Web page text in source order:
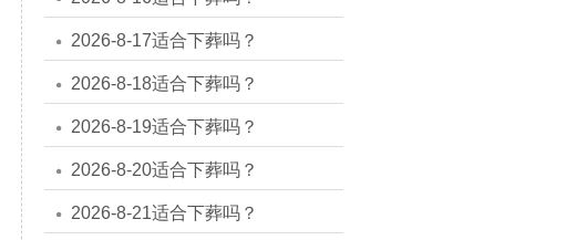
2026-8-17适合下葬吗？
2026-8-18适合下葬吗？
2026-8-19适合下葬吗？
2026-8-20适合下葬吗？
2026-8-21适合下葬吗？